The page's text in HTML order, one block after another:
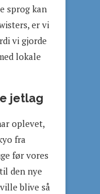
sprog kan
er vi
vi gjorde
lokale
jetlag
oplevet,
fra
før vores
den nye
blive så